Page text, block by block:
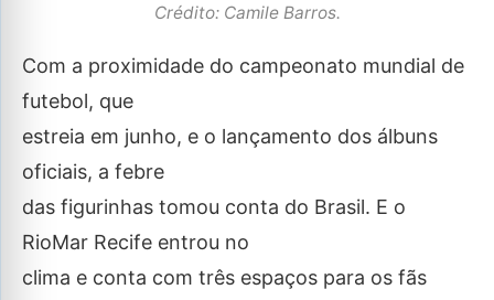
Crédito: Camile Barros.
Com a proximidade do campeonato mundial de
futebol, que
estreia em junho, e o lançamento dos álbuns
oficiais, a febre
das figurinhas tomou conta do Brasil. E o
RioMar Recife entrou no
clima e conta com três espaços para os fãs